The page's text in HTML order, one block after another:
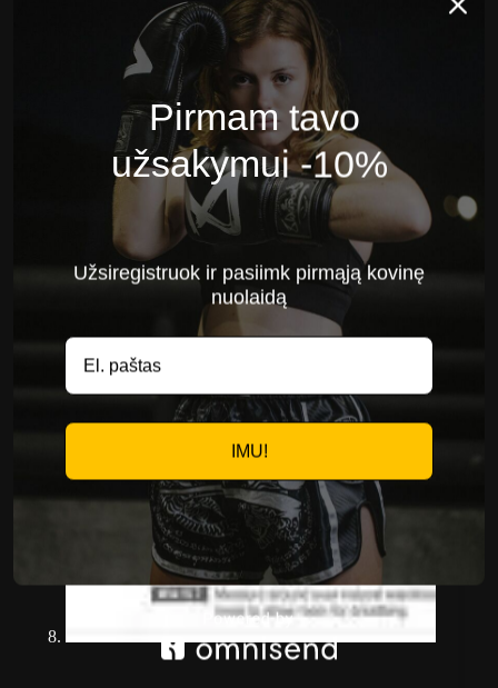
Pirmam tavo
užsakymui -10%
Užsiregistruok ir pasiimk pirmąją kovinę
nuolaidą
IMU!